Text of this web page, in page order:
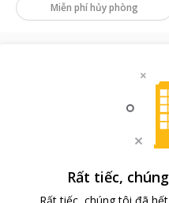
Miễn phí hủy phòng
Rất tiếc,